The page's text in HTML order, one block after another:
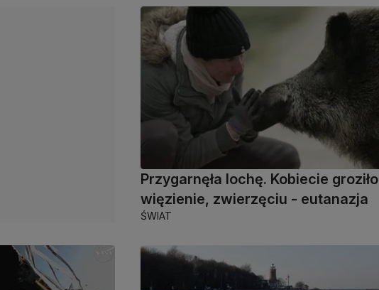
Przygarnęła lochę. Kobiecie groziło
więzienie, zwierzęciu - eutanazja
ŚWIAT